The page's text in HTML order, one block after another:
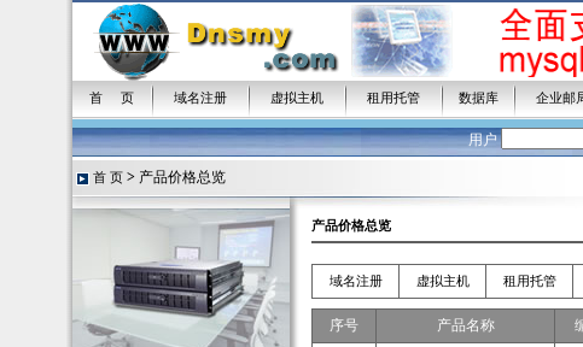
首 页 域名注册 虚拟主机 租用托管 数据库 企业邮
用户
首 页 > 产品价格总览
产品价格总览
域名注册 虚拟主机 租用托管
序号 产品名称